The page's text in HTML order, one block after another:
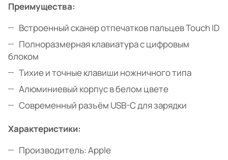
Преимущества:
Встроенный сканер отпечатков пальцев Touch ID
Полноразмерная клавиатура с цифровым
блоком
Тихие и точные клавиши ножничного типа
Алюминиевый корпус в белом цвете
Современный разъём USB-C для зарядки
Характеристики:
Производитель: Apple